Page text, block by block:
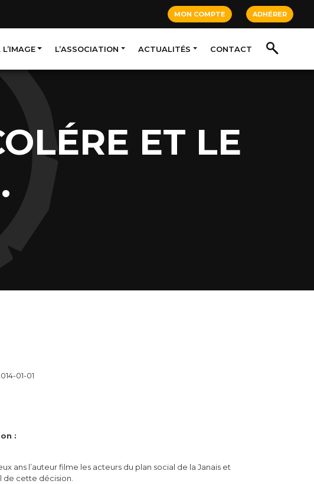
MON COMPTE ADHÉRER
L’ASSOCIATION ACTUALITÉS CONTACT
ET LE
01-01
:
ans l’auteur filme les acteurs du plan social de la Janais et
de cette décision.